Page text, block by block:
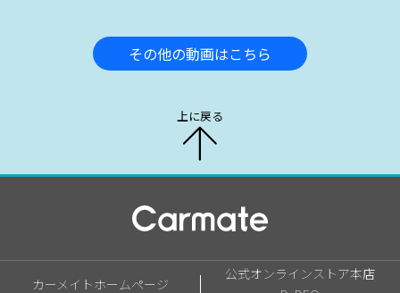
その他の動画はこちら
上に戻る
カーメイトホームページ
公式オンラインストア本店